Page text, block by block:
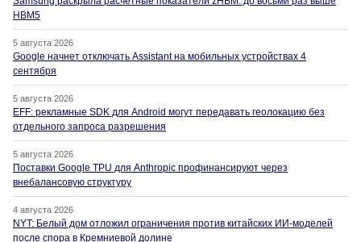
HBM5
5 августа 2026
Google начнет отключать Assistant на мобильных устройствах 4
сентября
5 августа 2026
EFF: рекламные SDK для Android могут передавать геолокацию без
отдельного запроса разрешения
5 августа 2026
Поставки Google TPU для Anthropic профинансируют через
внебалансовую структуру
4 августа 2026
NYT: Белый дом отложил ограничения против китайских ИИ-моделей
после спора в Кремниевой долине